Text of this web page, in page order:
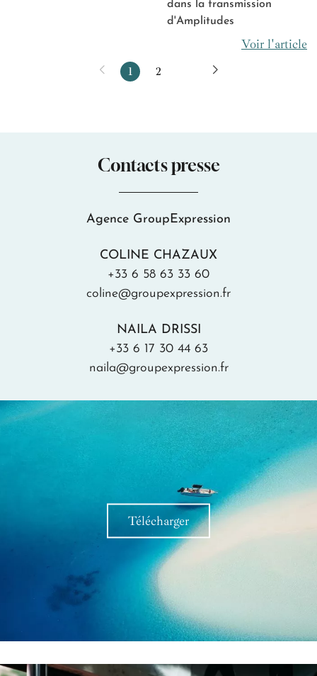
dans la transmission
d'Amplitudes
Voir l'article
1 2 4
Contacts presse
Agence GroupExpression
COLINE CHAZAUX
+33 6 58 63 33 60
coline@groupexpression.fr
NAILA DRISSI
+33 6 17 30 44 63
naila@groupexpression.fr
Télécharger